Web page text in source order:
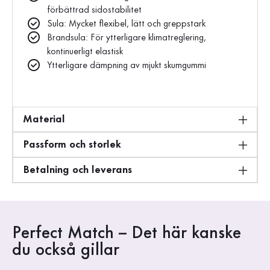
förbättrad sidostabilitet
Sula: Mycket flexibel, lätt och greppstark
Brandsula: För ytterligare klimatreglering,
kontinuerligt elastisk
Ytterligare dämpning av mjukt skumgummi
Material
Passform och storlek
Betalning och leverans
Perfect Match – Det här kanske
du också gillar